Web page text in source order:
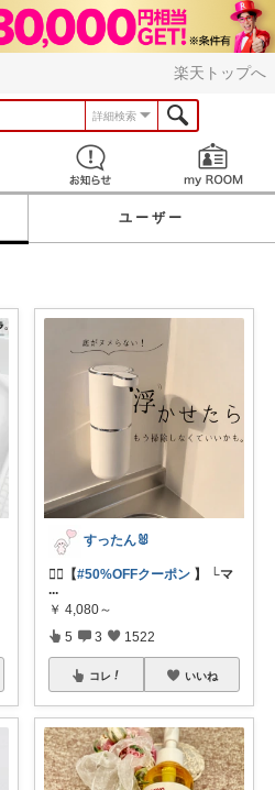
楽天トップへ
詳細検索
見つける お知らせ
ユーザー
すったん🐰
🏃‍♀️【#50%OFFクーポン 】 └マ
...
￥ 4,080～
5 3 1522
コレ いいね